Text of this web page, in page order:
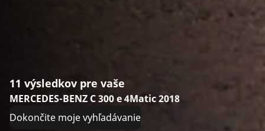
11 výsledkov pre vaše
MERCEDES-BENZ C 300 e 4Matic 2018
Dokončite moje vyhľadávanie